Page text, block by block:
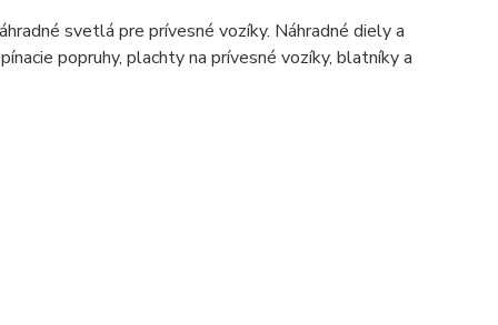
svetlá pre prívesné vozíky. Náhradné diely a
popruhy, plachty na prívesné vozíky, blatníky a